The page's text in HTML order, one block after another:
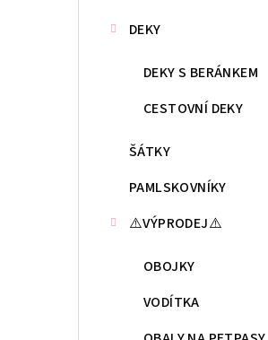
DEKY
DEKY S BERÁNKEM
CESTOVNÍ DEKY
ŠÁTKY
PAMLSKOVNÍKY
⚠️VÝPRODEJ⚠️
OBOJKY
VODÍTKA